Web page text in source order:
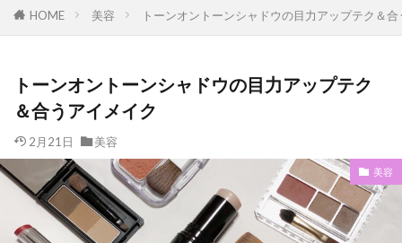
HOME 美容 トーンオントーンシャドウの目力アップテク＆
トーンオントーンシャドウの目力アップテク
＆合うアイメイク
2月21日 美容
美容